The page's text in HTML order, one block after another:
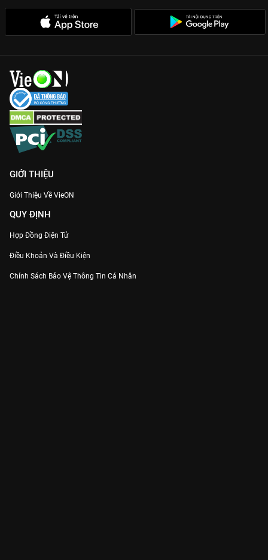
GIỚI THIỆU
Giới Thiệu Về VieON
QUY ĐỊNH
Hợp Đồng Điện Tử
Điều Khoản Và Điều Kiện
Chính Sách Bảo Vệ Thông Tin Cá Nhân